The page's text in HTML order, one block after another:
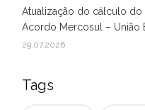
Atualização do cálculo
Acordo Mercosul – União
29.07.2026
Tags